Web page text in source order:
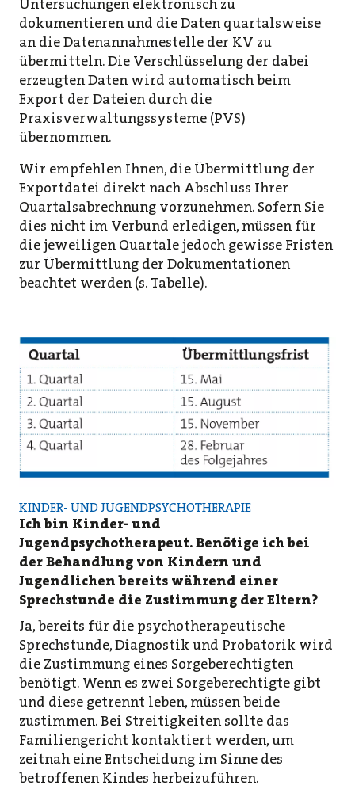
Untersuchungen elektronisch zu
dokumentieren und die Daten quartalsweise
an die Datenannahmestelle der KV zu
übermitteln. Die Verschlüsselung der dabei
erzeugten Daten wird automatisch beim
Export der Dateien durch die
Praxisverwaltungssysteme (PVS)
übernommen.
Wir empfehlen Ihnen, die Übermittlung der
Exportdatei direkt nach Abschluss Ihrer
Quartalsabrechnung vorzunehmen. Sofern Sie
dies nicht im Verbund erledigen, müssen für
die jeweiligen Quartale jedoch gewisse Fristen
zur Übermittlung der Dokumentationen
beachtet werden (s. Tabelle).
KINDER- UND JUGENDPSYCHOTHERAPIE
Ich bin Kinder- und
Jugendpsychotherapeut. Benötige ich bei
der Behandlung von Kindern und
Jugendlichen bereits während einer
Sprechstunde die Zustimmung der Eltern?
Ja, bereits für die psychotherapeutische
Sprechstunde, Diagnostik und Probatorik wird
die Zustimmung eines Sorgeberechtigten
benötigt. Wenn es zwei Sorgeberechtigte gibt
und diese getrennt leben, müssen beide
zustimmen. Bei Streitigkeiten sollte das
Familiengericht kontaktiert werden, um
zeitnah eine Entscheidung im Sinne des
betroffenen Kindes herbeizuführen.